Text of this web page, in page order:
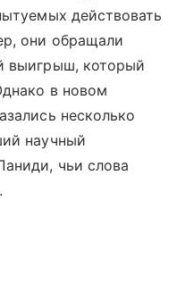
действовать
они обращали
выигрыш, который
в новом
несколько
научный
чьи слова